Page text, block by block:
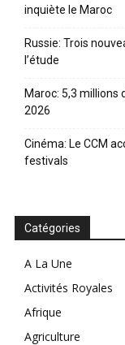
inquiète le Maroc
Russie: Trois
l’étude
Maroc: 5,3 millions
2026
Cinéma: Le CCM
festivals
Catégories
A La Une
Activités Royales
Afrique
Agriculture